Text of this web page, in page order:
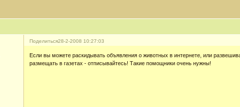
Поделиться28-2-2008 10:27:03
Если вы можете раскидывать объявления о животных в интернете, или
размещать в газетах - отписывайтесь! Такие помощники очень нужны!